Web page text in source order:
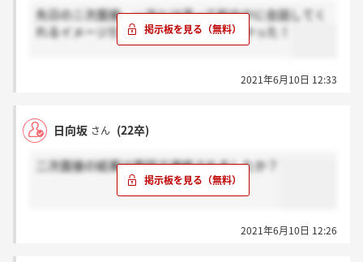
先日のニ次面接、一次とは違って和やかに会話してく
れるイメージだった。すごく話しやすかった！
2021年6月10日 12:33
日向坂 さん (22卒)
二次面接の結果は電話で連絡されましたか？
2021年6月10日 12:26